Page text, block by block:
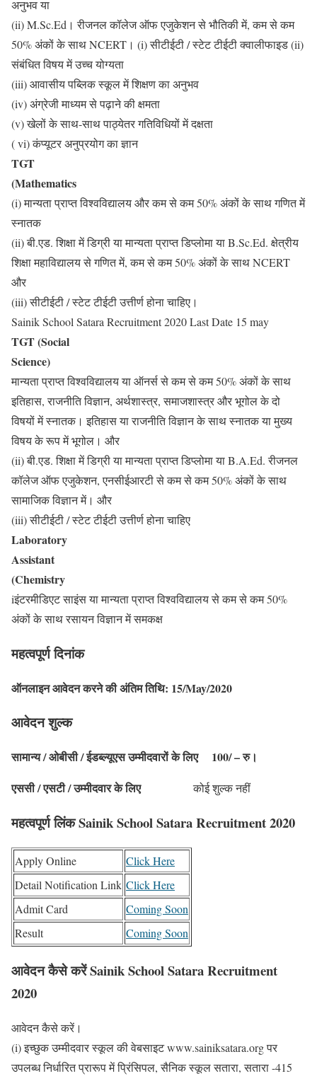
अनुभव या
(ii) M.Sc.Ed। रीजनल कॉलेज ऑफ एजुकेशन से भौतिकी में, कम से कम
50% अंकों के साथ NCERT। (i) सीटीईटी / स्टेट टीईटी क्वालीफाइड (ii)
संबंधित विषय में उच्च योग्यता
(iii) आवासीय पब्लिक स्कूल में शिक्षण का अनुभव
(iv) अंग्रेजी माध्यम से पढ़ाने की क्षमता
(v) खेलों के साथ-साथ पाठ्येतर गतिविधियों में दक्षता
( vi) कंप्यूटर अनुप्रयोग का ज्ञान
TGT
(Mathematics
(i) मान्यता प्राप्त विश्वविद्यालय और कम से कम 50% अंकों के साथ गणित में
स्नातक
(ii) बी.एड. शिक्षा में डिग्री या मान्यता प्राप्त डिप्लोमा या B.Sc.Ed. क्षेत्रीय
शिक्षा महाविद्यालय से गणित में, कम से कम 50% अंकों के साथ NCERT
और
(iii) सीटीईटी / स्टेट टीईटी उत्तीर्ण होना चाहिए।
Sainik School Satara Recruitment 2020 Last Date 15 may
TGT (Social
Science)
मान्यता प्राप्त विश्वविद्यालय या ऑनर्स से कम से कम 50% अंकों के साथ
इतिहास, राजनीति विज्ञान, अर्थशास्त्र, समाजशास्त्र और भूगोल के दो
विषयों में स्नातक। इतिहास या राजनीति विज्ञान के साथ स्नातक या मुख्य
विषय के रूप में भूगोल। और
(ii) बी.एड. शिक्षा में डिग्री या मान्यता प्राप्त डिप्लोमा या B.A.Ed. रीजनल
कॉलेज ऑफ एजुकेशन, एनसीईआरटी से कम से कम 50% अंकों के साथ
सामाजिक विज्ञान में। और
(iii) सीटीईटी / स्टेट टीईटी उत्तीर्ण होना चाहिए
Laboratory
Assistant
(Chemistry
iइंटरमीडिएट साइंस या मान्यता प्राप्त विश्वविद्यालय से कम से कम 50%
अंकों के साथ रसायन विज्ञान में समकक्ष
महत्वपूर्ण दिनांक
ऑनलाइन आवेदन करने की अंतिम तिथि: 15/May/2020
आवेदन शुल्क
सामान्य / ओबीसी / ईडब्ल्यूएस उम्मीदवारों के लिए 100/ – रु।
एससी / एसटी / उम्मीदवार के लिए
कोई शुल्क नहीं
महत्वपूर्ण लिंक Sainik School Satara Recruitment 2020
Apply Online
Click Here
Detail Notification Link Click Here
Admit Card
Coming Soon
Result
Coming Soon
आवेदन कैसे करें Sainik School Satara Recruitment
2020
आवेदन कैसे करें।
(i) इच्छुक उम्मीदवार स्कूल की वेबसाइट www.sainiksatara.org पर
उपलब्ध निर्धारित प्रारूप में प्रिंसिपल, सैनिक स्कूल सतारा, सतारा -415